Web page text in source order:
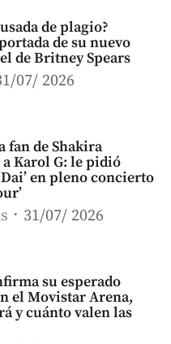
de plagio?
de su nuevo
de Britney Spears
07/ 2026
fan de Shakira
Karol G: le pidió
en pleno concierto
31/07/ 2026
su esperado
el Movistar Arena,
y cuánto valen las